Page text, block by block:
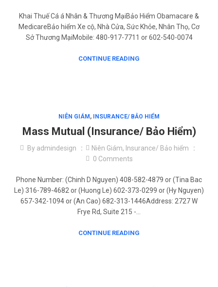
Khai Thuế Cá á Nhân & Thương MạiBảo Hiểm Obamacare &
MedicareBảo hiểm Xe cộ, Nhà Cửa, Sức Khỏe, Nhân Thọ, Cơ
Sở Thương MạiMobile: 480-917-7711 or 602-540-0074
CONTINUE READING
NIÊN GIÁM , INSURANCE/ BẢO HIỂM
Mass Mutual (Insurance/ Bảo Hiểm)
By admindesign Niên Giám, Insurance/ Bảo hiểm
0 Comments
Phone Number: (Chinh D Nguyen) 408-582-4879 or (Tina Bac
Le) 316-789-4682 or (Huong Le) 602-373-0299 or (Hy Nguyen)
657-342-1094 or (An Cao) 682-313-1446Address: 2727 W
Frye Rd, Suite 215 -…
CONTINUE READING